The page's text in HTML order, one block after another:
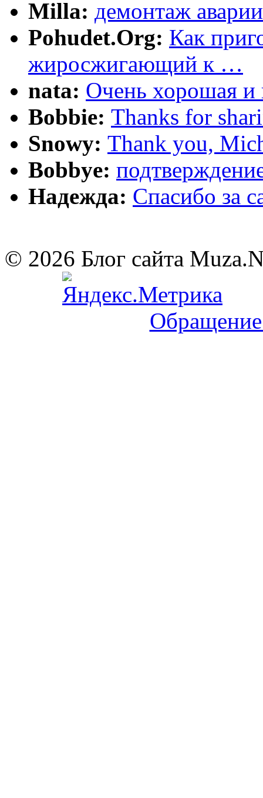
Milla: демонтаж
Pohudet.Org: Как
жиросжигающий к …
nata: Очень хорошая и
Bobbie: Thanks for
Snowy: Thank you,
Bobbye:
Надежда: Cпасибо за
© 2026 Блог сайта
Обращение